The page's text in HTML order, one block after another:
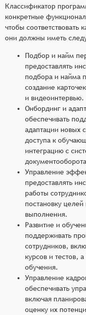
Классификатор
конкретные
чтобы соответствовать
они должны иметь
Подбор и найм
предоставлять
подбора и найма
создание
и видеоинтервью.
Онбординг и
обеспечивать
адаптации новых
доступа к
интеграцию с
Управление
предоставлять
работы
постановку
выполнения.
Развитие и
поддерживать
сотрудников,
курсов и тестов,
обучения.
Управление
обеспечивать
включая
оценку их